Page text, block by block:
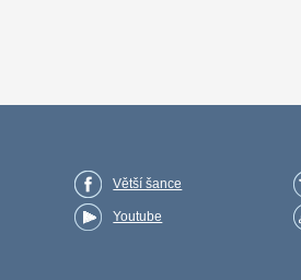
Větší šance
Youtube